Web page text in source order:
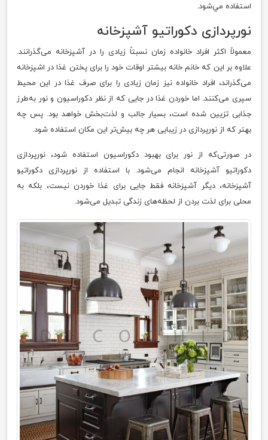
استفاده مي‌شود.
نور‌پردازی دکوراتیو آشپزخانه
معمولاً اکثر افراد خانواده زمان نسبتاً زیادی را در آشپزخانه می‌گذرانند.
علاوه بر این که خانم خانه بیشتر اوقات خود را برای پختن غذا در اشپزخانه
می‌گذراند، افراد خانواده نیز زمان زیادی را برای صرف غذا در این محیط
سپری می‌کنند. اما خوردن غذا در جایی که از نظر دکوراسیون و نور به‌طرز
جذابی تزیین شده است، بسیار جالب و لذت‌بخش خواهد بود. پس چه
بهتر که از نورپردازی در زیبایی هر چه بیش‌تر این مکان استفاده شود.
در صورتی‌که از نور برای بهبود دکوراسیون استفاده شود، نورپردازی
دکوراتیو آشپزخانه انجام می‌شود. با استفاده از نورپردازی دکوراتیو
آشپزخانه، دیگر آشپزخانه فقط جایی برای غذا خوردن نیست، بلکه به
محلی برای لذت بردن از لحظه‌های زندگی تبدیل می‌شود.